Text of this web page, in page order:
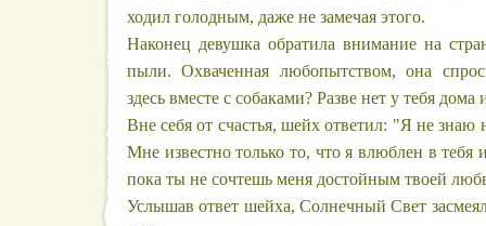
ходил голодным, даже не замечая этого.
Наконец девушка обратила внимание на
пыли. Охваченная любопытством, она
здесь вместе с собаками? Разве нет у тебя
Вне себя от счастья, шейх ответил: "Я не знаю
Мне известно только то, что я влюблен в тебя
пока ты не сочтешь меня достойным твоей
Услышав ответ шейха, Солнечный Свет